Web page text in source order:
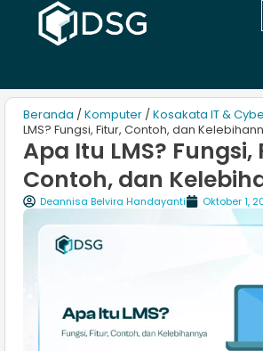
Beranda / Komputer / Kosakata IT &
LMS? Fungsi, Fitur, Contoh, dan
Apa Itu LMS? Fungsi,
Contoh, dan
Deannisa Belvira Handayanti Oktober 1,